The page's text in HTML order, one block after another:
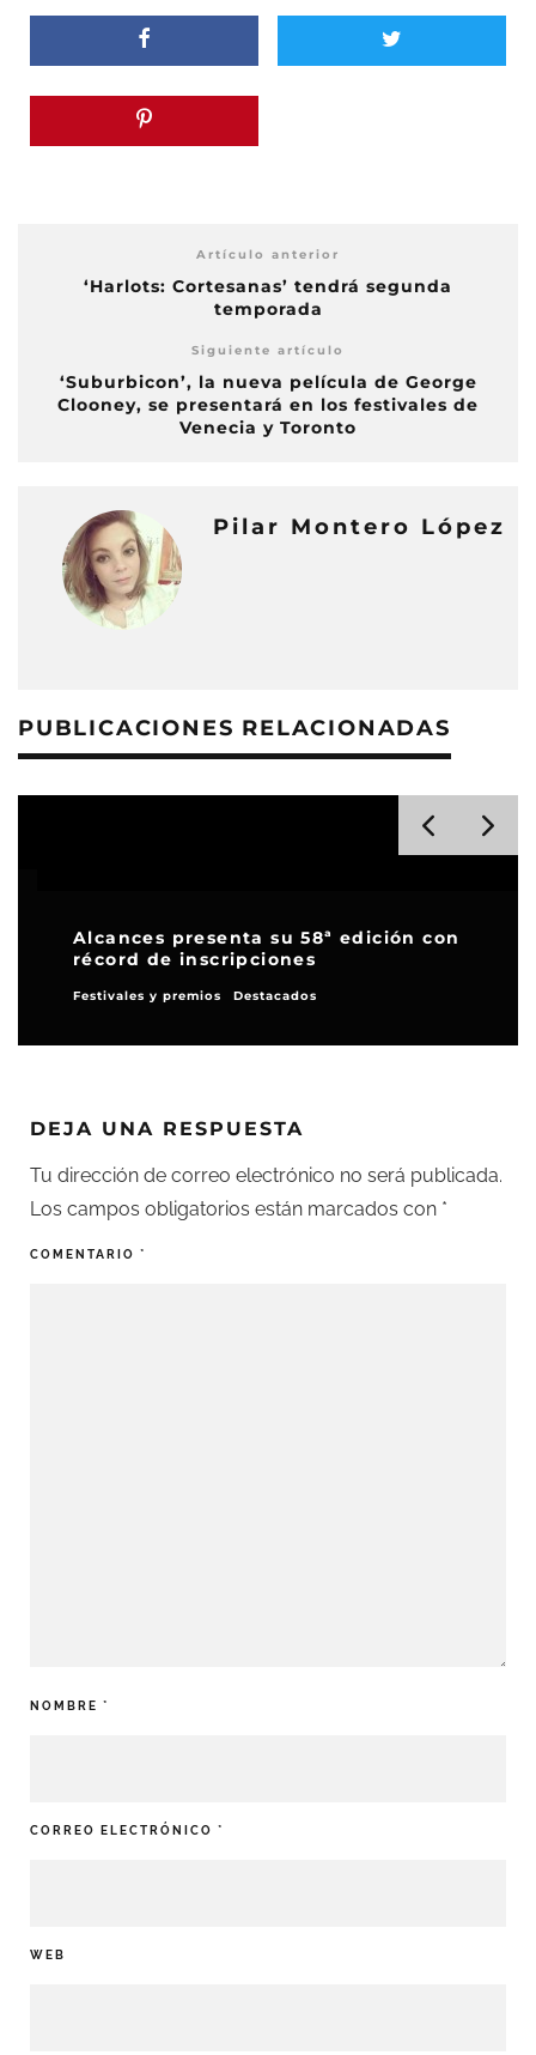
Artículo anterior
‘Harlots: Cortesanas’ tendrá segunda
temporada
Siguiente artículo
‘Suburbicon’, la nueva película de George
Clooney, se presentará en los festivales de
Venecia y Toronto
Pilar Montero López
PUBLICACIONES RELACIONADAS
Alcances presenta su 58ª edición con
récord de inscripciones
Festivales y premios Destacados
DEJA UNA RESPUESTA
Tu dirección de correo electrónico no será publicada.
Los campos obligatorios están marcados con *
COMENTARIO *
NOMBRE *
CORREO ELECTRÓNICO *
WEB